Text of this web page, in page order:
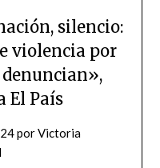
silencio:
violencia por
El País
porVictoria